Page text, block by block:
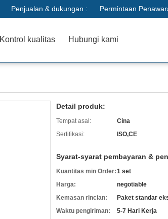
Penjualan & dukungan : Permintaan
Kontrol kualitas Hubungi kami
Detail produk:
Tempat asal:
Cina
Sertifikasi:
ISO,CE
Syarat-syarat pembayaran &
Kuantitas min Order:1 set
Harga:
negotiable
Kemasan rincian:
Paket standar
Waktu pengiriman:
5-7 Hari Kerja